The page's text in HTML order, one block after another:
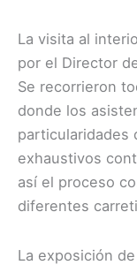
La visita al
por el Director
Se recorrieron
donde los
particularidades
exhaustivos
así el proceso
diferentes
La exposición